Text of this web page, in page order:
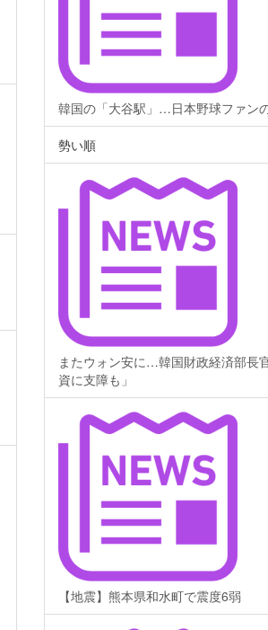
韓国の「大谷駅」…日本野球ファン
勢い順
またウォン安に…韓国財政経済部長
資に支障も」
【地震】熊本県和水町で震度6弱